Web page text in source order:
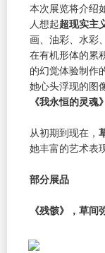
本次展览将介绍
人想起超现实主
画、油彩、水彩
在有机形体的累
的幻觉体验制作
她心头浮现的图
《我永恒的灵魂》
从初期到现在，
她丰富的艺术表
部分展品
《残骸》，草